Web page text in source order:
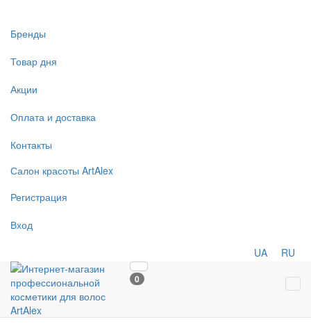
Бренды
Товар дня
Акции
Оплата и доставка
Контакты
Салон красоты ArtAlex
Регистрация
Вход
UA RU
0